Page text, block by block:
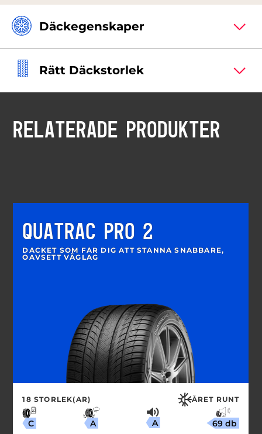
Däckegenskaper
Rätt Däckstorlek
RELATERADE PRODUKTER
QUATRAC PRO 2
DÄCKET SOM FÅR DIG ATT STANNA SNABBARE,
OAVSETT VÄGLAG
18 STORLEK(AR) ÅRET RUNT
C A A 69 db